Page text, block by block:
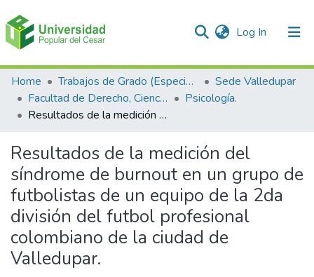
Log In (current)
Communities & Collections
All of DSpace
Home Trabajos de Grado (Especializaciones y Pregrados)
Sede Valledupar
Facultad de Derecho, Ciencias Políticas y Sociales.
Psicología.
Resultados de la medición del síndrome de burnout en un grupo de futbolistas de un equipo de la 2da división del futbol profesional colombiano de la ciudad de Valledupar.
Resultados de la medición del
síndrome de burnout en un grupo de
futbolistas de un equipo de la 2da
división del futbol profesional
colombiano de la ciudad de
Valledupar.